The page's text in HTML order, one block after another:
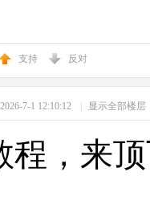
支持 反对
7-1 12:10:12 | 显示全部楼层
程，来